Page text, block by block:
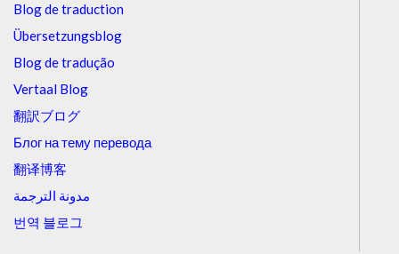
Blog de traduction
Übersetzungsblog
Blog de tradução
Vertaal Blog
翻訳ブログ
Блог на тему перевода
翻译博客
مدونة الترجمة
번역 블로그